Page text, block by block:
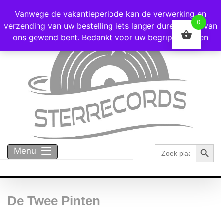
Voor 16:00 besteld = vandaag verzonden!
Menu
Zoek
naar:
De Twee Pinten
Vanwege de vakantieperiode kan de verwerking en
verzending van uw bestelling iets langer duren dan u van
ons gewend bent. Bedankt voor uw begrip!
Negeren
0